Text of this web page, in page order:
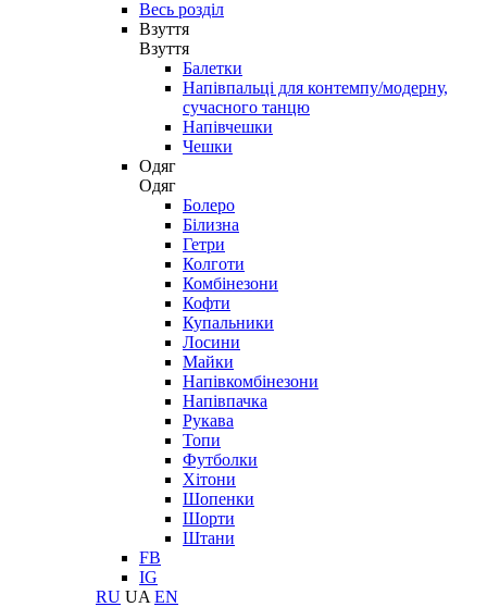
Весь розділ
Взуття
Взуття
Балетки
Напівпальці для контемпу/модерну,
сучасного танцю
Напівчешки
Чешки
Одяг
Одяг
Болеро
Білизна
Гетри
Колготи
Комбінезони
Кофти
Купальники
Лосини
Майки
Напівкомбінезони
Напівпачка
Рукава
Топи
Футболки
Хітони
Шопенки
Шорти
Штани
FB
IG
RU UA EN